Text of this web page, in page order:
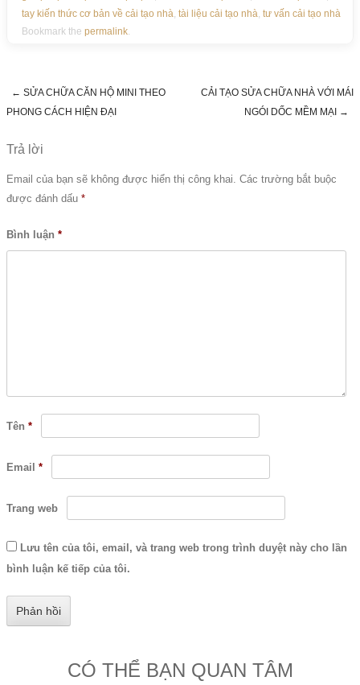
tay kiến thức cơ bản về cải tạo nhà tài liệu cải tạo nhà tư vấn cải tạo nhà
Bookmark the permalink
Post navigation
← SỬA CHỮA CĂN HỘ MINI THEO
PHONG CÁCH HIỆN ĐẠI
CẢI TẠO SỬA CHỮA NHÀ VỚI MÁI
NGÓI DỐC MỀM MẠI →
Trả lời
Email của bạn sẽ không được hiển thị công khai. Các trường bắt buộc
được đánh dấu *
Bình luận *
Tên *
Email *
Trang web
Lưu tên của tôi, email, và trang web trong trình duyệt này cho lần
bình luận kế tiếp của tôi.
CÓ THỂ BẠN QUAN TÂM